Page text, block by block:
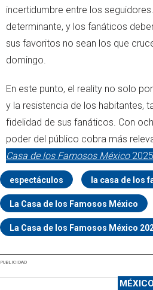
incertidumbre entre los
determinante, y los fanáticos
sus favoritos no sean los que
domingo.
En este punto, el reality no solo
y la resistencia de los habitantes,
fidelidad de sus fanáticos. Con
poder del público cobra más
Casa de los Famosos México
espectáculos la casa de los
La Casa de los Famosos México
La Casa de los Famosos México
PUBLICIDAD
MÉXICO